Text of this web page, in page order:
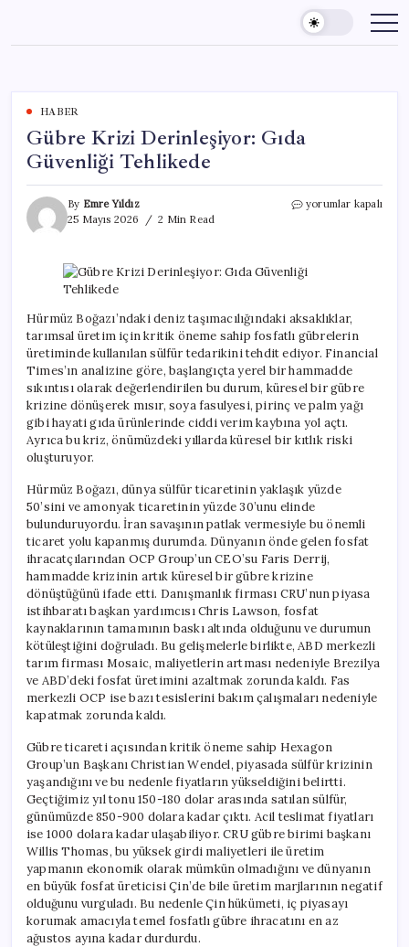
content
HABER
Gübre Krizi Derinleşiyor: Gıda
Güvenliği Tehlikede
By Emre Yıldız
25 Mayıs 2026
2 Min Read
Gübre
Güvenliği
Tehlikede
yorumlar kapalı
Hürmüz Boğazı’ndaki deniz taşımacılığındaki aksaklıklar,
tarımsal üretim için kritik öneme sahip fosfatlı gübrelerin
üretiminde kullanılan sülfür tedarikini tehdit ediyor. Financial
Times’ın analizine göre, başlangıçta yerel bir hammadde
sıkıntısı olarak değerlendirilen bu durum, küresel bir gübre
krizine dönüşerek mısır, soya fasulyesi, pirinç ve palm yağı
gibi hayati gıda ürünlerinde ciddi verim kaybına yol açtı.
Ayrıca bu kriz, önümüzdeki yıllarda küresel bir kıtlık riski
oluşturuyor.
Hürmüz Boğazı, dünya sülfür ticaretinin yaklaşık yüzde
50’sini ve amonyak ticaretinin yüzde 30’unu elinde
bulunduruyordu. İran savaşının patlak vermesiyle bu önemli
ticaret yolu kapanmış durumda. Dünyanın önde gelen fosfat
ihracatçılarından OCP Group’un CEO’su Faris Derrij,
hammadde krizinin artık küresel bir gübre krizine
dönüştüğünü ifade etti. Danışmanlık firması CRU’nun piyasa
istihbaratı başkan yardımcısı Chris Lawson, fosfat
kaynaklarının tamamının baskı altında olduğunu ve durumun
kötüleştiğini doğruladı. Bu gelişmelerle birlikte, ABD merkezli
tarım firması Mosaic, maliyetlerin artması nedeniyle Brezilya
ve ABD’deki fosfat üretimini azaltmak zorunda kaldı. Fas
merkezli OCP ise bazı tesislerini bakım çalışmaları nedeniyle
kapatmak zorunda kaldı.
Gübre ticareti açısından kritik öneme sahip Hexagon
Group’un Başkanı Christian Wendel, piyasada sülfür krizinin
yaşandığını ve bu nedenle fiyatların yükseldiğini belirtti.
Geçtiğimiz yıl tonu 150-180 dolar arasında satılan sülfür,
günümüzde 850-900 dolara kadar çıktı. Acil teslimat fiyatları
ise 1000 dolara kadar ulaşabiliyor. CRU gübre birimi başkanı
Willis Thomas, bu yüksek girdi maliyetleri ile üretim
yapmanın ekonomik olarak mümkün olmadığını ve dünyanın
en büyük fosfat üreticisi Çin’de bile üretim marjlarının negatif
olduğunu vurguladı. Bu nedenle Çin hükümeti, iç piyasayı
korumak amacıyla temel fosfatlı gübre ihracatını en az
ağustos ayına kadar durdurdu.